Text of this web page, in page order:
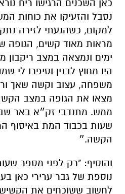
ימים ונמצאה במצב ריקבון
היו מחוץ לבנין וסיפרו לי
משפחה, עצוב וקשה שאך
מצאו את הגופה במצב
ממש. מתנדבי זק״א באר
שעות בכבוד המת באיסוף
הקשה.״
והוסיף: "רק לפני מספר
נוספת של גבר ערירי כאן
לחשוב ששוכחים את
כך אכזרי וקשה".